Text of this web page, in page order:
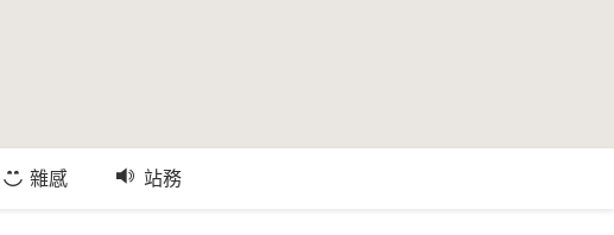
雜感 站務